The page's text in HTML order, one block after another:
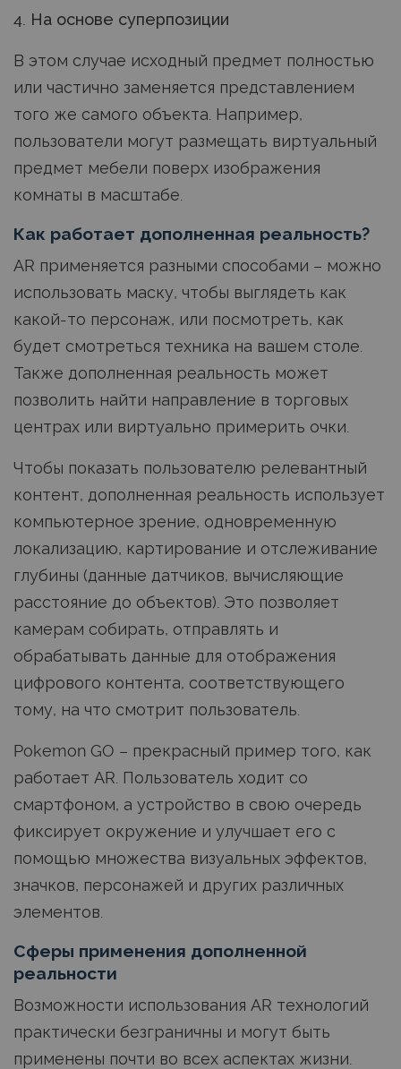
4. На основе суперпозиции
В этом случае исходный предмет полностью
или частично заменяется представлением
того же самого объекта. Например,
пользователи могут размещать виртуальный
предмет мебели поверх изображения
комнаты в масштабе.
Как работает дополненная реальность?
AR применяется разными способами – можно
использовать маску, чтобы выглядеть как
какой-то персонаж, или посмотреть, как
будет смотреться техника на вашем столе.
Также дополненная реальность может
позволить найти направление в торговых
центрах или виртуально примерить очки.
Чтобы показать пользователю релевантный
контент, дополненная реальность использует
компьютерное зрение, одновременную
локализацию, картирование и отслеживание
глубины (данные датчиков, вычисляющие
расстояние до объектов). Это позволяет
камерам собирать, отправлять и
обрабатывать данные для отображения
цифрового контента, соответствующего
тому, на что смотрит пользователь.
Pokemon GO – прекрасный пример того, как
работает AR. Пользователь ходит со
смартфоном, а устройство в свою очередь
фиксирует окружение и улучшает его с
помощью множества визуальных эффектов,
значков, персонажей и других различных
элементов.
Сферы применения дополненной
реальности
Возможности использования AR технологий
практически безграничны и могут быть
применены почти во всех аспектах жизни.